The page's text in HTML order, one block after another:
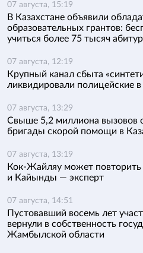
07 августа, 15:19
В Казахстане объявили
образовательных грантов:
учиться более 75 тысяч
07 августа, 12:19
Крупный канал сбыта
ликвидировали полицейские
07 августа, 13:29
Свыше 5,2 миллиона вызовов
бригады скорой помощи в
07 августа, 13:19
Кок-Жайляу может повторить
и Кайынды — эксперт
07 августа, 14:51
Пустовавший восемь лет
вернули в собственность
Жамбылской области